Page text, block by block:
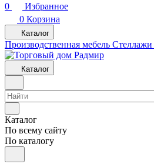
0
Избранное
0 Корзина
Каталог
Производственная мебель Cтеллажи
Каталог
Каталог
По всему сайту
По каталогу